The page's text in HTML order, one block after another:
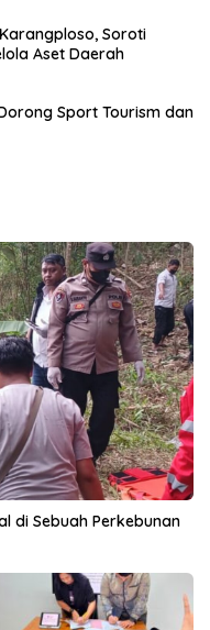
Soroti
Aset Daerah
Sport Tourism dan
di Sebuah Perkebunan